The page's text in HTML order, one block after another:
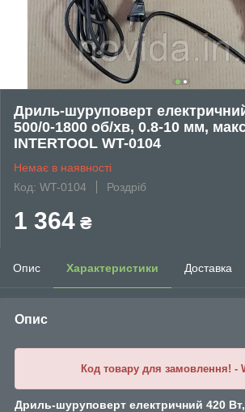
Дриль-шуруповерт
500/0-1800 об/хв, 0.8-10 мм,
INTERTOOL WT-0104
Немає в наявності
Код: WT-0104
Роздріб
1 364 ₴
Опис Характеристики Доставка
Опис
Код товару для замовлення! -
Дриль-шуруповерт електричний 420